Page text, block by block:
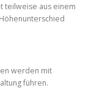
teilweise aus einem
werden mit
führen.